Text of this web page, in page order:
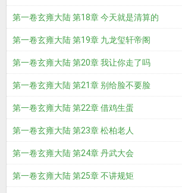
第一卷玄雍大陆 第18章 今天就是清算的
第一卷玄雍大陆 第19章 九龙玺轩帝阁
第一卷玄雍大陆 第20章 我让你走了吗
第一卷玄雍大陆 第21章 别给脸不要脸
第一卷玄雍大陆 第22章 借鸡生蛋
第一卷玄雍大陆 第23章 松柏老人
第一卷玄雍大陆 第24章 丹武大会
第一卷玄雍大陆 第25章 不讲规矩